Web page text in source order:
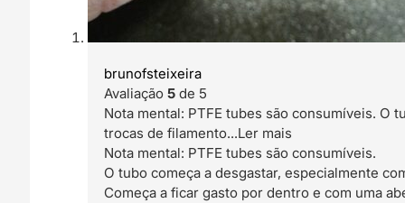
brunofsteixeira
Avaliação5 de 5
Nota mental: PTFE tubes são consumíveis. O
trocas de filamento...Ler mais
Nota mental: PTFE tubes são consumíveis.
O tubo começa a desgastar, especialmente
Começa a ficar gasto por dentro e com uma